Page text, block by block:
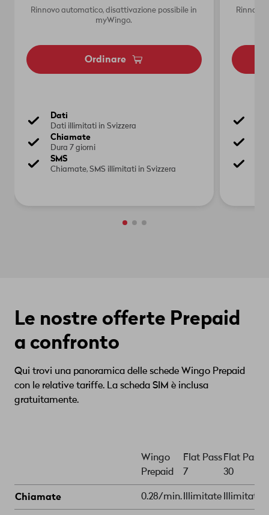
Rinnovo automatico, disattivazione possibile in
myWingo.
Ordinare
Dati
Dati illimitati in Svizzera
Chiamate
Dura 7 giorni
SMS
Chiamate, SMS illimitati in Svizzera
Rinnovo
Le nostre offerte Prepaid
a confronto
Qui trovi una panoramica delle schede Wingo Prepaid
con le relative tariffe. La scheda SIM è inclusa
gratuitamente.
Wingo
Prepaid
Flat Pass
7
Flat Pass
30
Chiamate 0.28/min.Illimitate Illimitate